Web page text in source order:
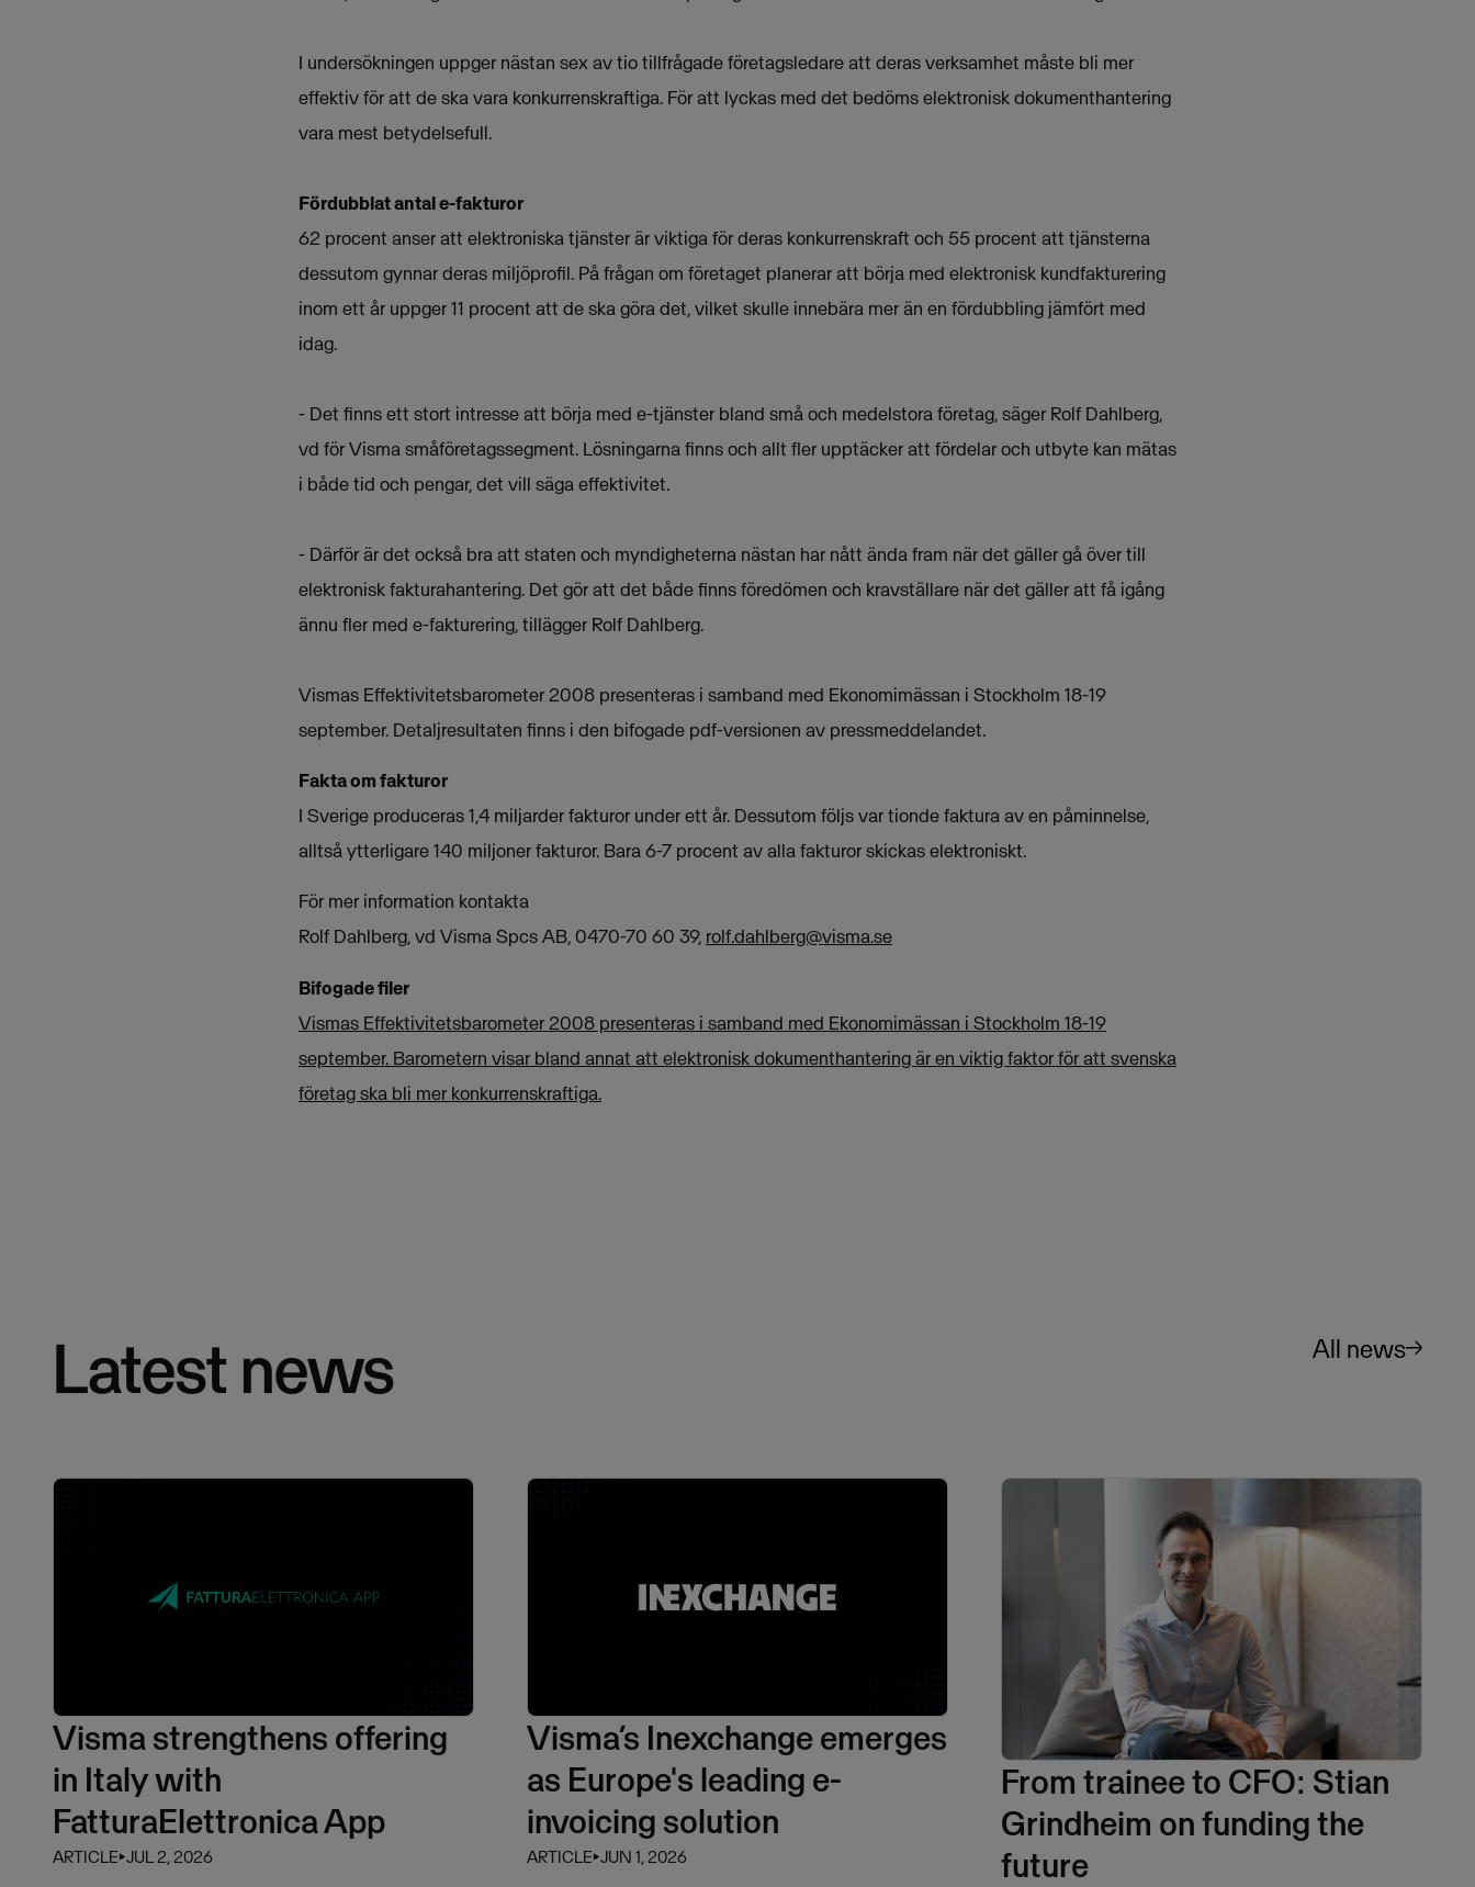
I undersökningen uppger nästan sex av tio tillfrågade företagsledare att deras verksamhet måste bli mer
effektiv för att de ska vara konkurrenskraftiga. För att lyckas med det bedöms elektronisk dokumenthantering
vara mest betydelsefull.
Fördubblat antal e-fakturor
62 procent anser att elektroniska tjänster är viktiga för deras konkurrenskraft och 55 procent att tjänsterna
dessutom gynnar deras miljöprofil. På frågan om företaget planerar att börja med elektronisk kundfakturering
inom ett år uppger 11 procent att de ska göra det, vilket skulle innebära mer än en fördubbling jämfört med
idag.
- Det finns ett stort intresse att börja med e-tjänster bland små och medelstora företag, säger Rolf Dahlberg,
vd för Visma småföretagssegment. Lösningarna finns och allt fler upptäcker att fördelar och utbyte kan mätas
i både tid och pengar, det vill säga effektivitet.
- Därför är det också bra att staten och myndigheterna nästan har nått ända fram när det gäller gå över till
elektronisk fakturahantering. Det gör att det både finns föredömen och kravställare när det gäller att få igång
ännu fler med e-fakturering, tillägger Rolf Dahlberg.
Vismas Effektivitetsbarometer 2008 presenteras i samband med Ekonomimässan i Stockholm 18-19
september. Detaljresultaten finns i den bifogade pdf-versionen av pressmeddelandet.
Fakta om fakturor
I Sverige produceras 1,4 miljarder fakturor under ett år. Dessutom följs var tionde faktura av en påminnelse,
alltså ytterligare 140 miljoner fakturor. Bara 6-7 procent av alla fakturor skickas elektroniskt.
För mer information kontakta
Rolf Dahlberg, vd Visma Spcs AB, 0470-70 60 39, rolf.dahlberg@visma.se
Bifogade filer
Vismas Effektivitetsbarometer 2008 presenteras i samband med Ekonomimässan i Stockholm 18-19
september. Barometern visar bland annat att elektronisk dokumenthantering är en viktig faktor för att svenska
företag ska bli mer konkurrenskraftiga.
Latest news All news
Visma strengthens offering
in Italy with
FatturaElettronica App
ARTICLE⏵JUL 2, 2026
Visma’s Inexchange emerges
as Europe's leading e-
invoicing solution
ARTICLE⏵JUN 1, 2026
From trainee to CFO: Stian
Grindheim on funding the
future